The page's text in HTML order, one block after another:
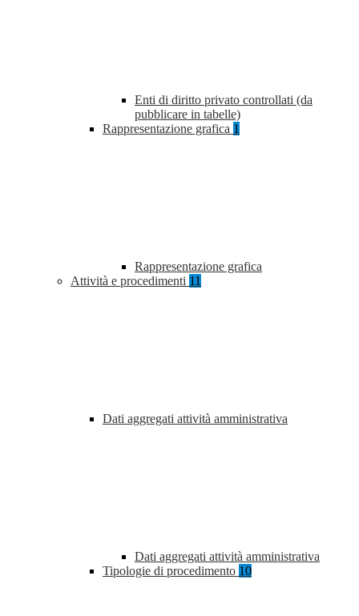
Enti di diritto privato controllati (da
pubblicare in tabelle)
Rappresentazione grafica 1
Rappresentazione grafica
Attività e procedimenti 11
Dati aggregati attività amministrativa
Dati aggregati attività amministrativa
Tipologie di procedimento 10